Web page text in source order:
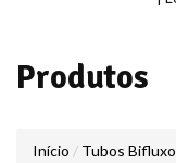
Produtos
Início Tubos Bifluxo